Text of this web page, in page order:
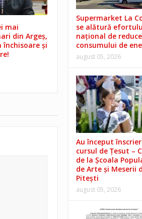
mai
din Argeș,
și
Supermarket La
se alătură
național de
consumului de
august 05, 2026
Au început
cursul de Țesut –
de la Școala
de Arte și Meserii
Pitești
august 05, 2026